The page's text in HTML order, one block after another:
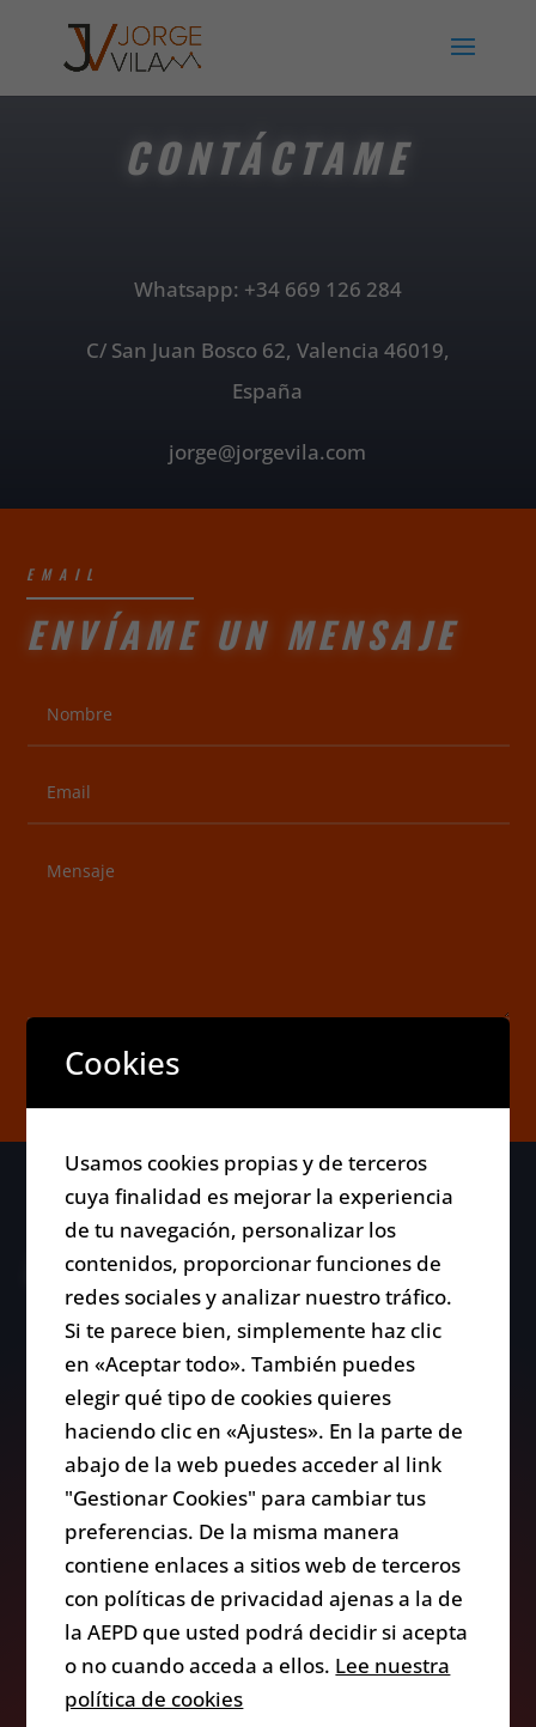
CONTÁCTAME
Whatsapp: +34 669 126 284
C/ San Juan Bosco 62, Valencia 46019,
España
jorge@jorgevila.com
EMAIL
ENVÍAME UN MENSAJE
NOTICIAS
SUBSCRIBIRME
Aceptopolítica de privacidad
Cookies
Usamos cookies propias y de terceros
cuya finalidad es mejorar la experiencia
de tu navegación, personalizar los
contenidos, proporcionar funciones de
redes sociales y analizar nuestro tráfico.
Si te parece bien, simplemente haz clic
en «Aceptar todo». También puedes
elegir qué tipo de cookies quieres
haciendo clic en «Ajustes». En la parte de
abajo de la web puedes acceder al link
"Gestionar Cookies" para cambiar tus
preferencias. De la misma manera
contiene enlaces a sitios web de terceros
con políticas de privacidad ajenas a la de
la AEPD que usted podrá decidir si acepta
o no cuando acceda a ellos. Lee nuestra
política de cookies